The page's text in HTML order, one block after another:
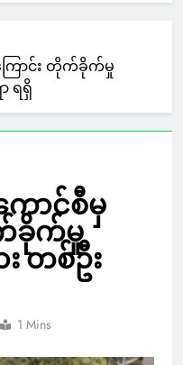
ောင်း တိုက်ခိုက်မှု
ရရှိ
ောင်စီမှ
ခိုက်မှု
တစ်ဦး
1 Mins